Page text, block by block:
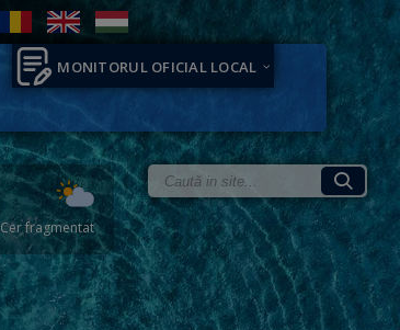
MONITORUL OFICIAL LOCAL
Cer fragmentat